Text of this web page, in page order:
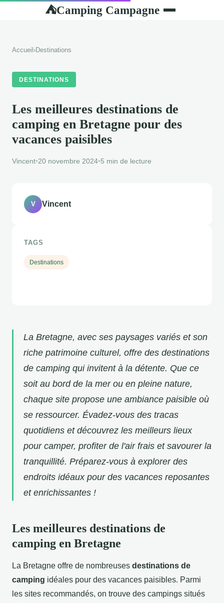
⛺Camping Campagne
Accueil ›Destinations
DESTINATIONS
Les meilleures destinations de
camping en Bretagne pour des
vacances paisibles
Vincent•20 novembre 2024•5 min de lecture
La Bretagne, avec ses paysages variés et son
riche patrimoine culturel, offre des destinations
de camping qui invitent à la détente. Que ce
soit au bord de la mer ou en pleine nature,
chaque site propose une ambiance paisible où
se ressourcer. Évadez-vous des tracas
quotidiens et découvrez les meilleurs lieux
pour camper, profiter de l'air frais et savourer la
tranquillité. Préparez-vous à explorer des
endroits idéaux pour des vacances reposantes
et enrichissantes !
Les meilleures destinations de
camping en Bretagne
La Bretagne offre de nombreuses destinations de
camping idéales pour des vacances paisibles. Parmi
les sites recommandés, on trouve des campings situés
V Vincent
TAGS
Destinations